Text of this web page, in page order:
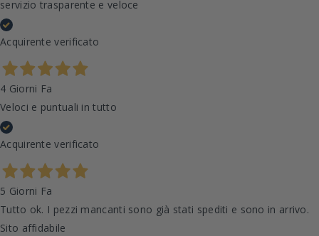
servizio trasparente e veloce
Acquirente verificato
4 Giorni Fa
Veloci e puntuali in tutto
Acquirente verificato
5 Giorni Fa
Tutto ok. I pezzi mancanti sono già stati spediti e sono in arrivo.
Sito affidabile